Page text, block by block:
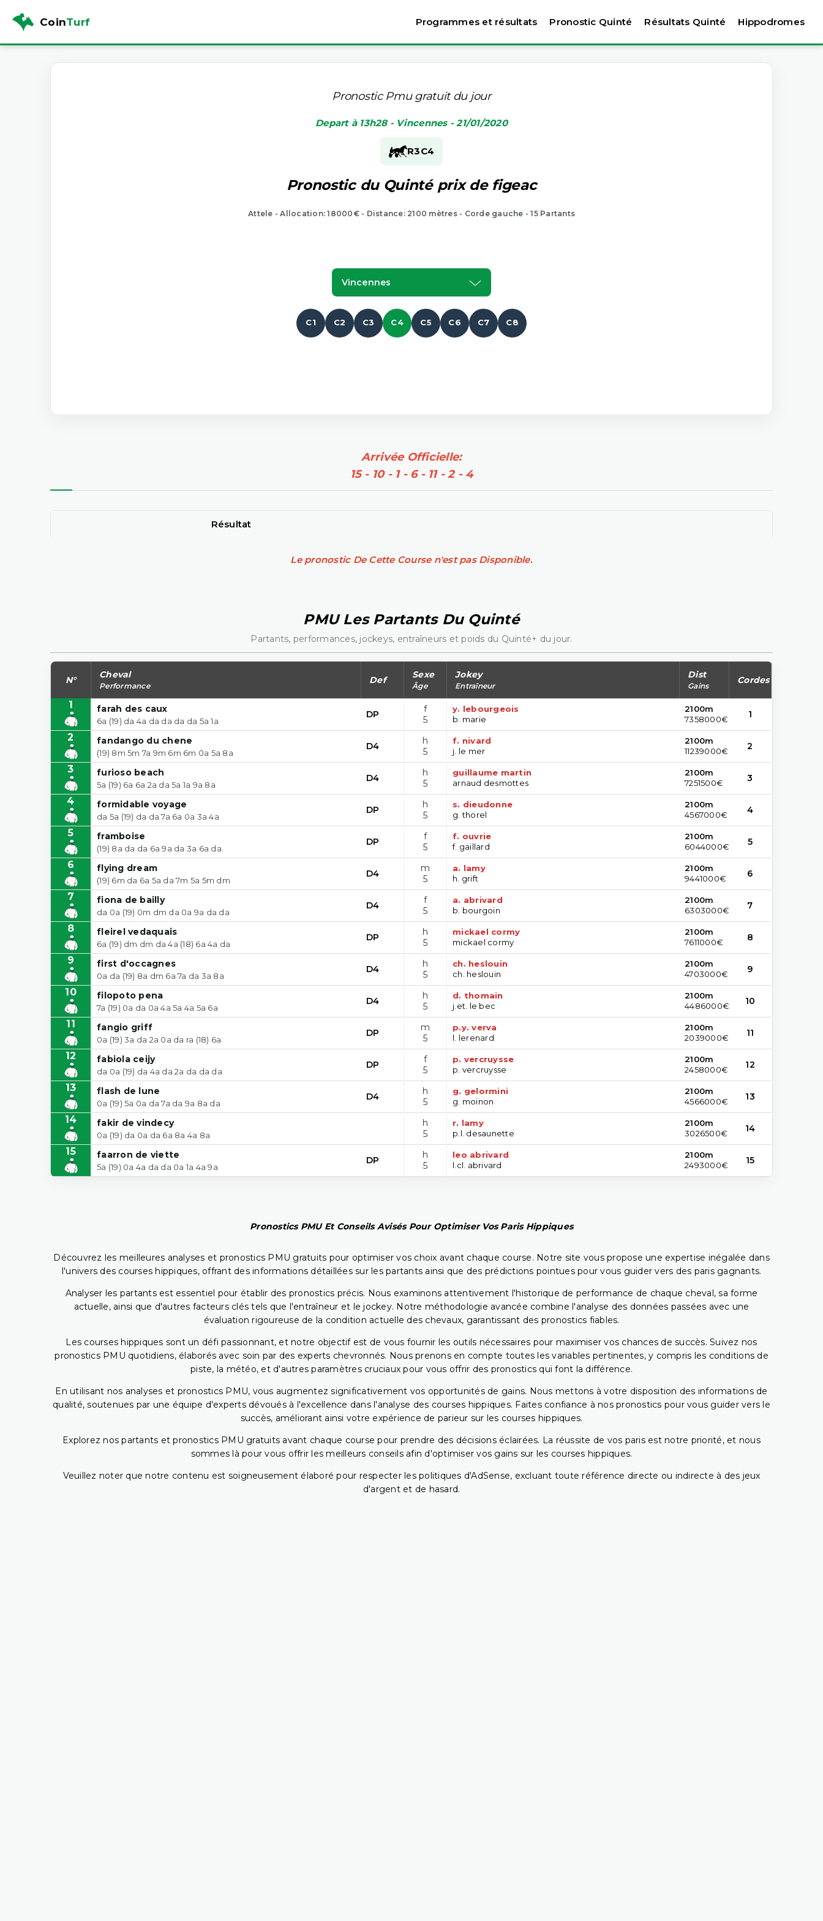
CoinTurf Programmes et résultats Pronostic Quinté Résultats Quinté Hippodromes
Pronostic Pmu gratuit du jour
Depart à 13h28 - Vincennes - 21/01/2020
R3C4
Pronostic du Quinté prix de figeac
Attele - Allocation: 18000€ - Distance: 2100 mètres - Corde gauche - 15 Partants
Vincennes
C1 C2 C3 C4 C5 C6 C7 C8
Arrivée Officielle:
15 - 10 - 1 - 6 - 11 - 2 - 4
Résultat
Le pronostic De Cette Course n'est pas Disponible.
PMU Les Partants Du Quinté
Partants, performances, jockeys, entraîneurs et poids du Quinté+ du jour.
N° Cheval
Performance
Def Sexe
Âge
Jokey
Entraîneur
Dist
Gains
Cordes
1 farah des caux
6a (19) da 4a da da da da 5a 1a
DP
f
5
y. lebourgeois
b. marie
2100m
7358000€
1
2 fandango du chene
(19) 8m 5m 7a 9m 6m 6m 0a 5a 8a
D4
h
5
f. nivard
j. le mer
2100m
11239000€
2
3 furioso beach
5a (19) 6a 6a 2a da 5a 1a 9a 8a
D4
h
5
guillaume martin
arnaud desmottes
2100m
7251500€
3
4 formidable voyage
da 5a (19) da da 7a 6a 0a 3a 4a
DP
h
5
s. dieudonne
g. thorel
2100m
4567000€
4
5 framboise
(19) 8a da da 6a 9a da 3a 6a da
DP
f
5
f. ouvrie
f. gaillard
2100m
6044000€
5
6 flying dream
(19) 6m da 6a 5a da 7m 5a 5m dm
D4
m
5
a. lamy
h. grift
2100m
9441000€
6
7 fiona de bailly
da 0a (19) 0m dm da 0a 9a da da
D4
f
5
a. abrivard
b. bourgoin
2100m
6303000€
7
8 fleirel vedaquais
6a (19) dm dm da 4a (18) 6a 4a da
DP
h
5
mickael cormy
mickael cormy
2100m
7611000€
8
9 first d'occagnes
0a da (19) 8a dm 6a 7a da 3a 8a
D4
h
5
ch. heslouin
ch. heslouin
2100m
4703000€
9
10 filopoto pena
7a (19) 0a da 0a 4a 5a 4a 5a 6a
D4
h
5
d. thomain
j.et. le bec
2100m
4486000€
10
11 fangio griff
0a (19) 3a da 2a 0a da ra (18) 6a
DP
m
5
p.y. verva
l. lerenard
2100m
2039000€
11
12 fabiola ceijy
da 0a (19) da 4a da 2a da da da
DP
f
5
p. vercruysse
p. vercruysse
2100m
2458000€
12
13 flash de lune
0a (19) 5a 0a da 7a da 9a 8a da
D4
h
5
g. gelormini
g. moinon
2100m
4566000€
13
14 fakir de vindecy
0a (19) da 0a da 6a 8a 4a 8a
h
5
r. lamy
p.l. desaunette
2100m
3026500€
14
15 faarron de viette
5a (19) 0a 4a da da 0a 1a 4a 9a
DP
h
5
leo abrivard
l.cl. abrivard
2100m
2493000€
15
Pronostics PMU Et Conseils Avisés Pour Optimiser Vos Paris Hippiques
Découvrez les meilleures analyses et pronostics PMU gratuits pour optimiser vos choix avant chaque course. Notre site vous propose une expertise inégalée dans
l'univers des courses hippiques, offrant des informations détaillées sur les partants ainsi que des prédictions pointues pour vous guider vers des paris gagnants.
Analyser les partants est essentiel pour établir des pronostics précis. Nous examinons attentivement l'historique de performance de chaque cheval, sa forme
actuelle, ainsi que d'autres facteurs clés tels que l'entraîneur et le jockey. Notre méthodologie avancée combine l'analyse des données passées avec une
évaluation rigoureuse de la condition actuelle des chevaux, garantissant des pronostics fiables.
Les courses hippiques sont un défi passionnant, et notre objectif est de vous fournir les outils nécessaires pour maximiser vos chances de succès. Suivez nos
pronostics PMU quotidiens, élaborés avec soin par des experts chevronnés. Nous prenons en compte toutes les variables pertinentes, y compris les conditions de
piste, la météo, et d'autres paramètres cruciaux pour vous offrir des pronostics qui font la différence.
En utilisant nos analyses et pronostics PMU, vous augmentez significativement vos opportunités de gains. Nous mettons à votre disposition des informations de
qualité, soutenues par une équipe d'experts dévoués à l'excellence dans l'analyse des courses hippiques. Faites confiance à nos pronostics pour vous guider vers le
succès, améliorant ainsi votre expérience de parieur sur les courses hippiques.
Explorez nos partants et pronostics PMU gratuits avant chaque course pour prendre des décisions éclairées. La réussite de vos paris est notre priorité, et nous
sommes là pour vous offrir les meilleurs conseils afin d'optimiser vos gains sur les courses hippiques.
Veuillez noter que notre contenu est soigneusement élaboré pour respecter les politiques d'AdSense, excluant toute référence directe ou indirecte à des jeux
d'argent et de hasard.